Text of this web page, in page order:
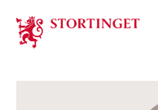
Stortinget.no